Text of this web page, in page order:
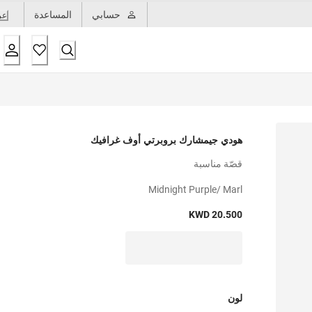
حسابي المساعدة
هودي جيمشارك بروبرتي أوف غرافيك
قصّة مناسبة
Midnight Purple/ Marl
KWD 20.500
لون